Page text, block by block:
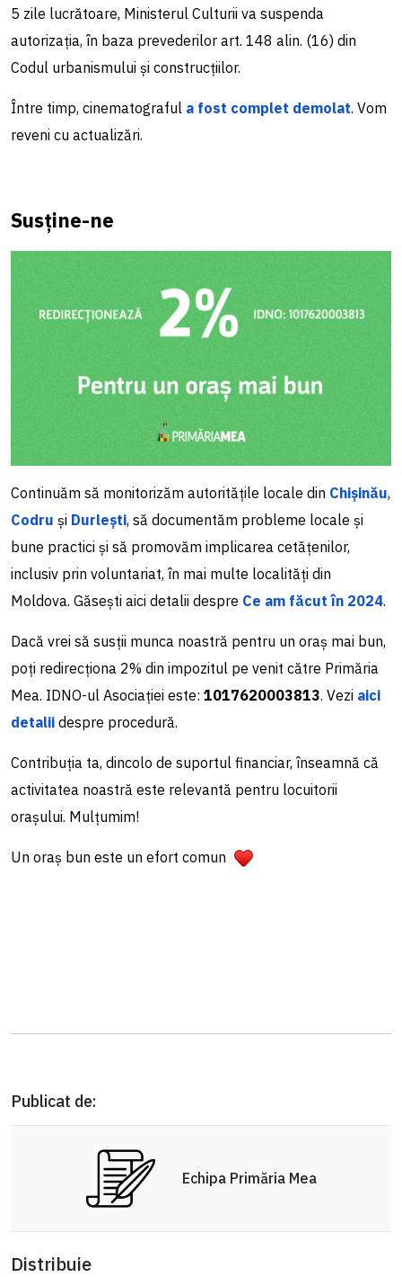
5 zile lucrătoare, Ministerul Culturii va suspenda
autorizația, în baza prevederilor art. 148 alin. (16) din
Codul urbanismului și construcțiilor.
Între timp, cinematograful a fost complet demolat. Vom
reveni cu actualizări.
Susține-ne
Continuăm să monitorizăm autoritățile locale din Chișinău,
Codru și Durlești, să documentăm probleme locale și
bune practici și să promovăm implicarea cetățenilor,
inclusiv prin voluntariat, în mai multe localități din
Moldova. Găsești aici detalii despre Ce am făcut în 2024.
Dacă vrei să susții munca noastră pentru un oraș mai bun,
poți redirecționa 2% din impozitul pe venit către Primăria
Mea. IDNO-ul Asociației este: 1017620003813. Vezi aici
detalii despre procedură.
Contribuția ta, dincolo de suportul financiar, înseamnă că
activitatea noastră este relevantă pentru locuitorii
orașului. Mulțumim!
Un oraș bun este un efort comun
Publicat de:
Echipa Primăria Mea
Distribuie